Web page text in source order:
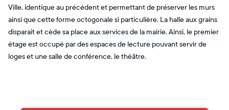
Ville, identique au précédent et permettant de préserver les murs
ainsi que cette forme octogonale si particulière. La halle aux grains
disparait et cède sa place aux services de la mairie. Ainsi, le premier
étage est occupé par des espaces de lecture pouvant servir de
loges et une salle de conférence, le théâtre.